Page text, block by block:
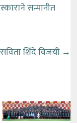
सन्मानीत
शिंदे विजयी →